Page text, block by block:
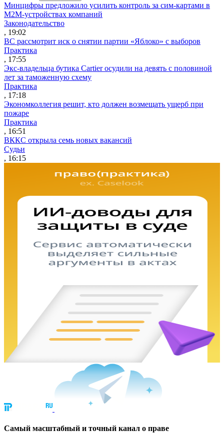
Минцифры предложило усилить контроль за сим-картами в
M2M-устройствах компаний
Законодательство
, 19:02
ВС рассмотрит иск о снятии партии «Яблоко» с выборов
Практика
, 17:55
Экс-владельца бутика Cartier осудили на девять с половиной
лет за таможенную схему
Практика
, 17:18
Экономколлегия решит, кто должен возмещать ущерб при
пожаре
Практика
, 16:51
ВККС открыла семь новых вакансий
Судьи
, 16:15
Cамый масштабный и точный канал о праве